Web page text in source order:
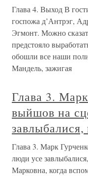
Глава 4. Выход В
госпожа д’Антрэг,
Эгмонт. Можно
предстояло
обошли все наши
Мандель, зажигая
Глава 3.
выйшов на
Глава 3. Марк
люди усе
Марковна, когда